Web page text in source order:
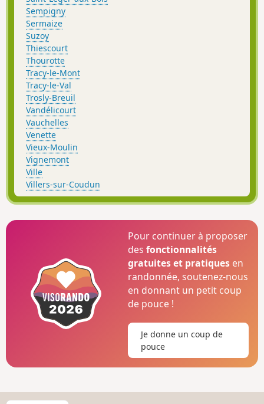
Sempigny
Sermaize
Suzoy
Thiescourt
Thourotte
Tracy-le-Mont
Tracy-le-Val
Trosly-Breuil
Vandélicourt
Vauchelles
Venette
Vieux-Moulin
Vignemont
Ville
Villers-sur-Coudun
Pour continuer à proposer
desfonctionnalités
gratuites et pratiques en
randonnée, soutenez-nous
en donnant un petit coup
de pouce !
Je donne un coup de
pouce